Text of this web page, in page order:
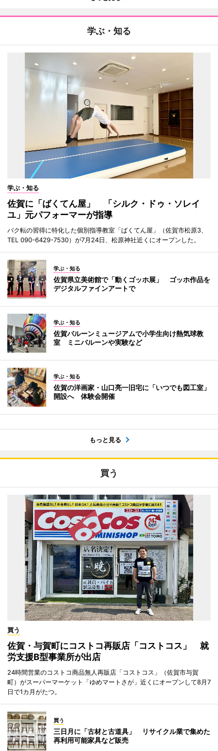
学ぶ・知る
学ぶ・知る
佐賀に「ばくてん屋」 「シルク・ドゥ・ソレイ
ユ」元パフォーマーが指導
バク転の習得に特化した個別指導教室「ばくてん屋」（佐賀市松原3、
TEL 090-6429-7530）が7月24日、松原神社近くにオープンした。
学ぶ・知る
佐賀県立美術館で「動くゴッホ展」 ゴッホ作品を
デジタルファインアートで
学ぶ・知る
佐賀バルーンミュージアムで小学生向け熱気球教
室 ミニバルーンや実験など
学ぶ・知る
佐賀の洋画家・山口亮一旧宅に「いつでも図工室」
開設へ 体験会開催
もっと見る
買う
買う
佐賀・与賀町にコストコ再販店「コストコス」 就
労支援B型事業所が出店
24時間営業のコストコ商品無人再販店「コストコス」（佐賀市与賀
町）がスーパーマーケット「ゆめマートさが」近くにオープンして8月7
日で1カ月がたつ。
買う
三日月に「古材と古道具」 リサイクル業で集めた
再利用可能家具など販売